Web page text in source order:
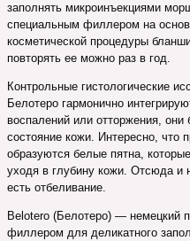
заполнять микроинъекциями
специальным филлером на
косметической процедуры
повторять ее можно раз в год.
Контрольные гистологические
Белотеро гармонично
воспалений или отторжения, они
состояние кожи. Интересно,
образуются белые пятна,
уходя в глубину кожи. Отсюда и
есть отбеливание.
Belotero (Белотеро) — немецкий
филлером для деликатного